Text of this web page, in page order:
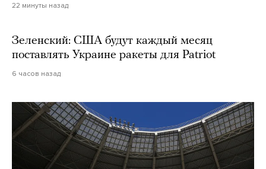
22 минуты назад
Зеленский: США будут каждый месяц
поставлять Украине ракеты для Patriot
6 часов назад